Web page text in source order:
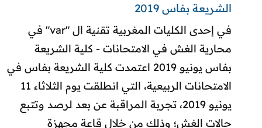
الشريعة بفاس 2019
في إحدى الكليات المغربية تقنية ال "var" في
محارية الغش في الامتحانات - كلية الشريعة
بفاس يونيو 2019 اعتمدت كلية الشريعة بفاس في
الامتحانات الربيعية، التي انطلقت يوم الثلاثاء 11
يونيو 2019، تجربة المراقبة عن بعد لرصد وتتبع
حالات الغش؛ وذلك من خلال قاعة مجهزة